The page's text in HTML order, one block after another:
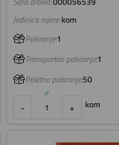
Jedinica mjere:kom
Pakiranje:1
Transportno pakiranje:1
Paletno pakiranje:50
- + kom